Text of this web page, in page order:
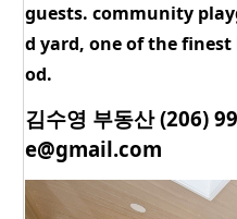
guests. community
d yard, one of the
od.
김수영 부동산 (206)
e@gmail.com